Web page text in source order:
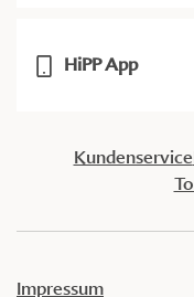
HiPP App
Kundenservice
Impressum